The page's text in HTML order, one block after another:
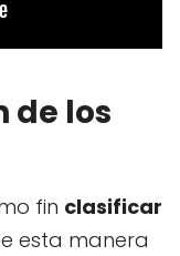
de los
fin clasificar
esta manera